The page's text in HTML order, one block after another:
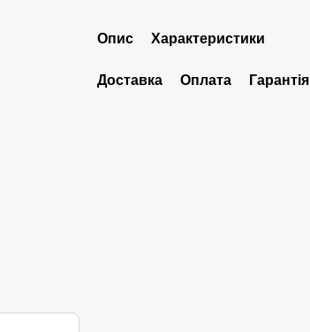
Опис Характеристики
Доставка Оплата Гарантія